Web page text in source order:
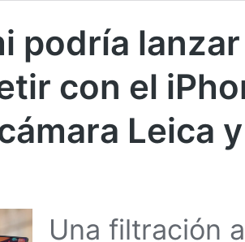
podría
con el
Leica
Una filtración